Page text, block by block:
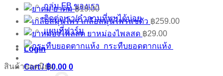
กลุ่ม FB ของเรา
ติดต่อเรา/คำถามที่พบได้บ่อย
แผนที่ฟาร์ม
Login
Cart /฿0.00 0
ยาดม ฿19.00
เกลือสมุนไพรแช่ตัว ฿259.00
ยาหม่องไพลสด ฿29.00
กระทืบยอดตากแห้ง
สินค้ายอดนิยม